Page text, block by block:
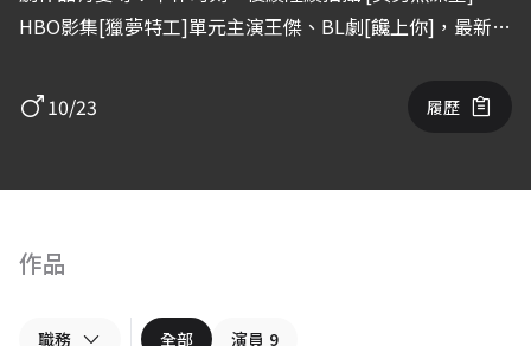
HBO影集[獵夢特工]單元主演王傑、BL劇[饞上你]，最新的
位大學競技選手Stan ， 同時也參演過多部ｍｖ，出演過作
品有， 賴慈泓 - 床 賴慈泓 - 我在洗澡的時候我唱著情歌 蔡
10/23 履歷
作品
職務 全部 演員 9